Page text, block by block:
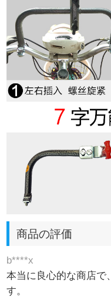
商品の評価
b****x
本当に良心的な商店で
す。